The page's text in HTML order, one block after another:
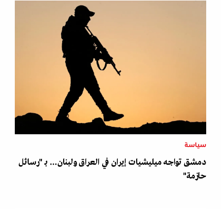
سياسة
دمشق تواجه ميليشيات إيران في العراق ولبنان... بـ "رسائل
حازمة"